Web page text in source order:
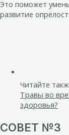
Это поможет
развитие
Читайте
Травы во
здоровья?
СОВЕТ №3